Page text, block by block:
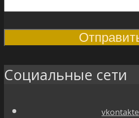
Социальные сети
vkontakte